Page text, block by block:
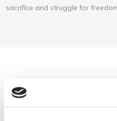
sacrifice and struggle for